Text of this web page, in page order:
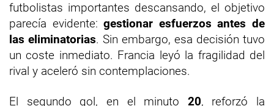
futbolistas importantes descansando, el objetivo
parecía evidente:gestionar esfuerzos antes de
las eliminatorias. Sin embargo, esa decisión tuvo
un coste inmediato. Francia leyó la fragilidad del
rival y aceleró sin contemplaciones.
El segundo gol, en el minuto 20, reforzó la